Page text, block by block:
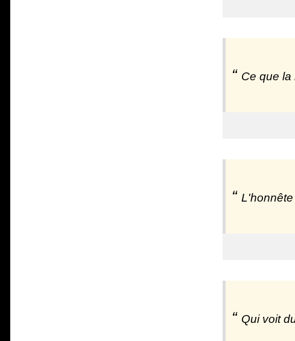
Ce que la
Qui voit